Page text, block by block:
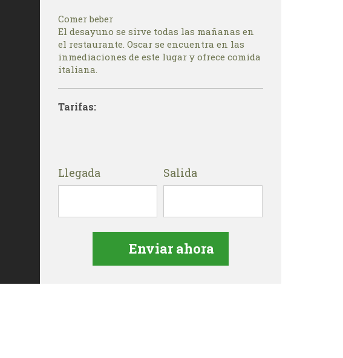
Comer beber
El desayuno se sirve todas las mañanas en
el restaurante. Oscar se encuentra en las
inmediaciones de este lugar y ofrece comida
italiana.
Tarifas:
Llegada Salida